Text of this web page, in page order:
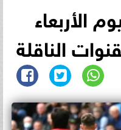
الأربعاء